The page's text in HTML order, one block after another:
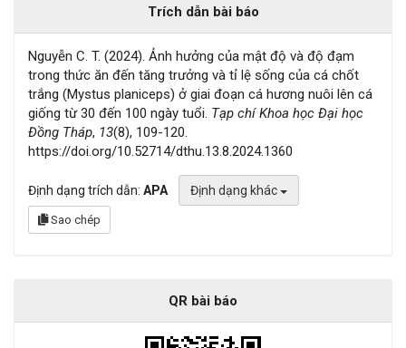
Trích dẫn bài báo
Nguyễn C. T. (2024). Ảnh hưởng của mật độ và độ đạm
trong thức ăn đến tăng trưởng và tỉ lệ sống của cá chốt
trắng (Mystus planiceps) ở giai đoạn cá hương nuôi lên cá
giống từ 30 đến 100 ngày tuổi. Tạp chí Khoa học Đại học
Đồng Tháp, 13(8), 109-120.
https://doi.org/10.52714/dthu.13.8.2024.1360
Định dạng trích dẫn: APA Định dạng khác
Sao chép
QR bài báo